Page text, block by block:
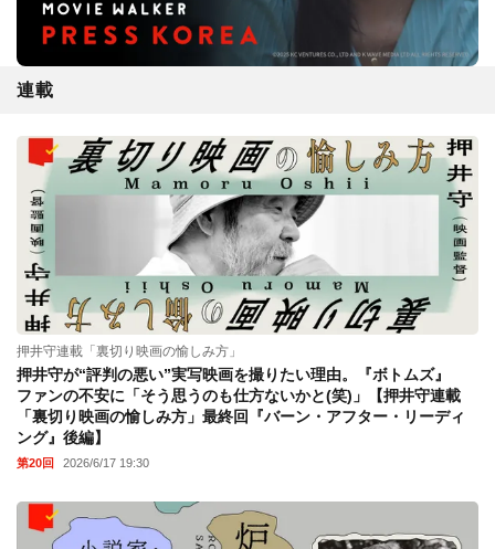
連載
押井守連載「裏切り映画の愉しみ方」
押井守が“評判の悪い”実写映画を撮りたい理由。『ボトムズ』
ファンの不安に「そう思うのも仕方ないかと(笑)」【押井守連載
「裏切り映画の愉しみ方」最終回『バーン・アフター・リーディ
ング』後編】
第20回 2026/6/17 19:30